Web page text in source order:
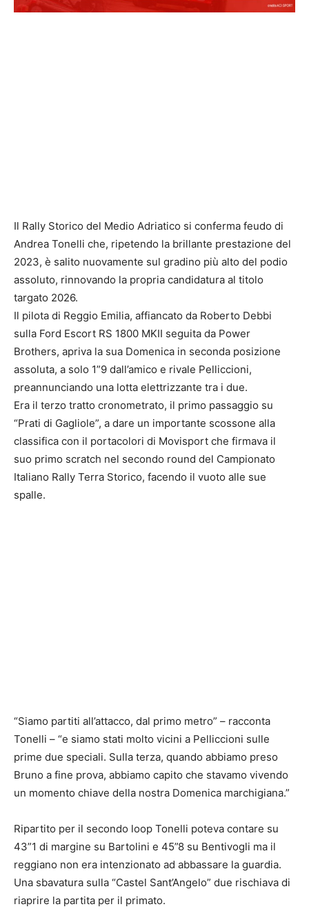
Il Rally Storico del Medio Adriatico si conferma feudo di
Andrea Tonelli che, ripetendo la brillante prestazione del
2023, è salito nuovamente sul gradino più alto del podio
assoluto, rinnovando la propria candidatura al titolo
targato 2026.
Il pilota di Reggio Emilia, affiancato da Roberto Debbi
sulla Ford Escort RS 1800 MKII seguita da Power
Brothers, apriva la sua Domenica in seconda posizione
assoluta, a solo 1”9 dall’amico e rivale Pelliccioni,
preannunciando una lotta elettrizzante tra i due.
Era il terzo tratto cronometrato, il primo passaggio su
“Prati di Gagliole”, a dare un importante scossone alla
classifica con il portacolori di Movisport che firmava il
suo primo scratch nel secondo round del Campionato
Italiano Rally Terra Storico, facendo il vuoto alle sue
spalle.
“Siamo partiti all’attacco, dal primo metro” – racconta
Tonelli – “e siamo stati molto vicini a Pelliccioni sulle
prime due speciali. Sulla terza, quando abbiamo preso
Bruno a fine prova, abbiamo capito che stavamo vivendo
un momento chiave della nostra Domenica marchigiana.”
Ripartito per il secondo loop Tonelli poteva contare su
43”1 di margine su Bartolini e 45”8 su Bentivogli ma il
reggiano non era intenzionato ad abbassare la guardia.
Una sbavatura sulla “Castel Sant’Angelo” due rischiava di
riaprire la partita per il primato.